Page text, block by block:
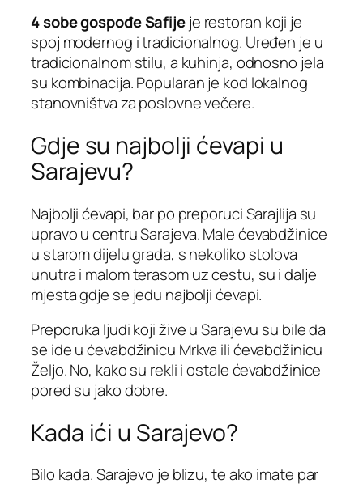
4 sobe gospođe Safijeje restoran koji je
spoj modernog i tradicionalnog. Uređen je u
tradicionalnom stilu, a kuhinja, odnosno jela
su kombinacija. Popularan je kod lokalnog
stanovništva za poslovne večere.
Gdje su najbolji ćevapi u
Sarajevu?
Najbolji ćevapi, bar po preporuci Sarajlija su
upravo u centru Sarajeva. Male ćevabdžinice
u starom dijelu grada, s nekoliko stolova
unutra i malom terasom uz cestu, su i dalje
mjesta gdje se jedu najbolji ćevapi.
Preporuka ljudi koji žive u Sarajevu su bile da
se ide u ćevabdžinicu Mrkva ili ćevabdžinicu
Željo. No, kako su rekli i ostale ćevabdžinice
pored su jako dobre.
Kada ići u Sarajevo?
Bilo kada. Sarajevo je blizu, te ako imate par